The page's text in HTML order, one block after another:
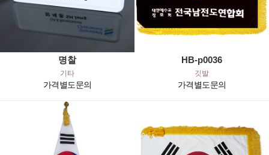
명찰
기타
가격별도문의
HB-p0036
깃발
가격별도문의